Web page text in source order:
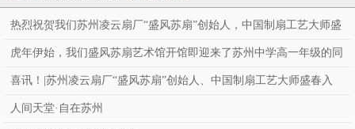
热烈祝贺我们苏州凌云扇厂“盛风苏扇”创始人，中国制扇工艺大师盛
春老师作品入选“建党百年，点赞辉煌”主题展！
虎年伊始，我们盛风苏扇艺术馆开馆即迎来了苏州中学高一年级的同
学们来参观并采访苏扇非遗传承人，中国制扇工艺大师盛春老师的社
会实践活动！
喜讯！|苏州凌云扇厂“盛风苏扇”创始人、中国制扇工艺大师盛春入
选“苏州时代工匠”
人间天堂·自在苏州